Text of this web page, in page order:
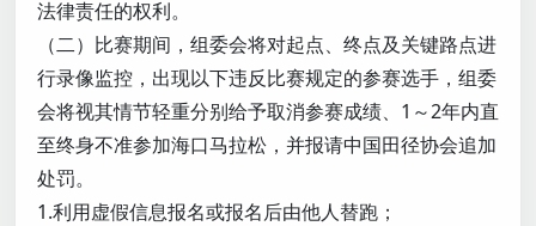
法律责任的权利。
（二）比赛期间，组委会将对起点、终点及关键路点进
行录像监控，出现以下违反比赛规定的参赛选手，组委
会将视其情节轻重分别给予取消参赛成绩、1～2年内直
至终身不准参加海口马拉松，并报请中国田径协会追加
处罚。
1.利用虚假信息报名或报名后由他人替跑；